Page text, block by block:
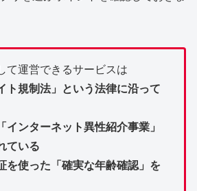
て運営できるサービスは
ト規制法」という法律に沿って
インターネット異性紹介事業」
ている
を使った「確実な年齢確認」を